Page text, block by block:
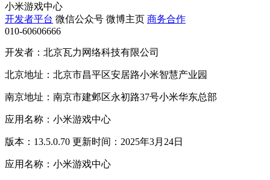
小米游戏中心
开发者平台 微信公众号 微博主页 商务合作
010-60606666
开发者：北京瓦力网络科技有限公司
北京地址：北京市昌平区安居路小米智慧产业园
南京地址：南京市建邺区永初路37号小米华东总部
应用名称：小米游戏中心
版本：13.5.0.70 更新时间：2025年3月24日
应用名称：小米游戏中心